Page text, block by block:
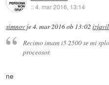
::4. mar 2016, 13:14
simnov je4. mar 2016 ob 13:02 izjavil
Recimo imam i5 2500 se mi
proceosor.
ne